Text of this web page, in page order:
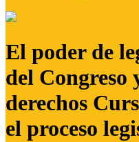
El poder de
del Congreso
derechos
el proceso